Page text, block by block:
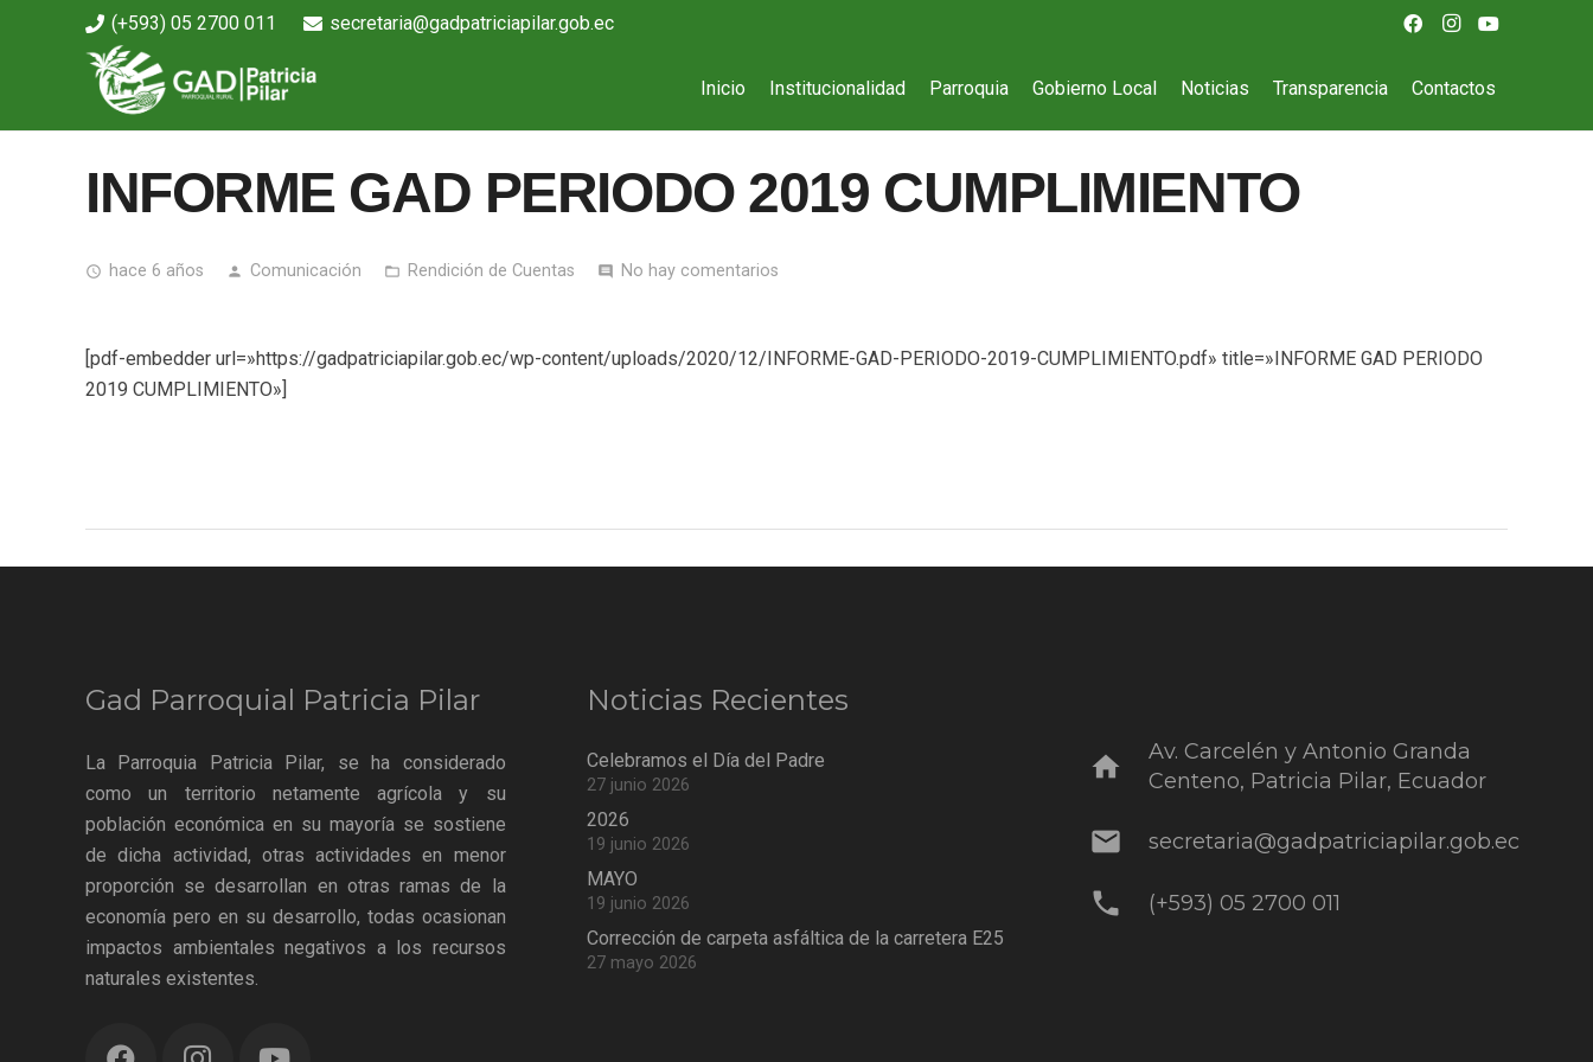
(+593) 05 2700 011 secretaria@gadpatriciapilar.gob.ec
Inicio Institucionalidad Parroquia Gobierno Local Noticias Transparencia Contactos
INFORME GAD PERIODO 2019 CUMPLIMIENTO
access_time hace 6 años person Comunicación folder_open Rendición de Cuentas comment No hay comentarios
[pdf-embedder url=»https://gadpatriciapilar.gob.ec/wp-content/uploads/2020/12/INFORME-GAD-PERIODO-2019-CUMPLIMIENTO.pdf» title=»INFORME GAD PERIODO
2019 CUMPLIMIENTO»]
Gad Parroquial Patricia Pilar
La Parroquia Patricia Pilar, se ha considerado
como un territorio netamente agrícola y su
población económica en su mayoría se sostiene
de dicha actividad, otras actividades en menor
proporción se desarrollan en otras ramas de la
economía pero en su desarrollo, todas ocasionan
impactos ambientales negativos a los recursos
naturales existentes.
Noticias Recientes
Celebramos el Día del Padre
27 junio 2026
2026
19 junio 2026
MAYO
19 junio 2026
Corrección de carpeta asfáltica de la carretera E25
27 mayo 2026
home
Av. Carcelén y Antonio Granda
Centeno, Patricia Pilar, Ecuador
mail secretaria@gadpatriciapilar.gob.ec
phone (+593) 05 2700 011